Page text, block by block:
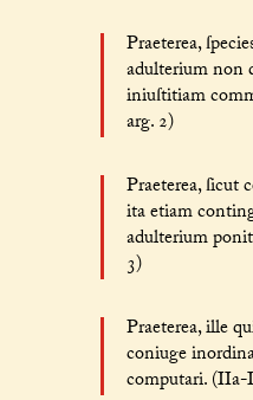
Praeterea,
adulterium non
iniuſtitiam
arg. 2)
Praeterea,
ita etiam
adulterium
3)
Praeterea, ille
coniuge
computari. (IIa-